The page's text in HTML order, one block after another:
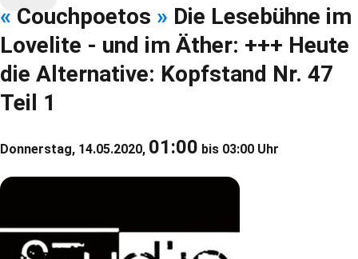
« Couchpoetos » Die Lesebühne im
Lovelite - und im Äther: +++ Heute
die Alternative: Kopfstand Nr. 47
Teil 1
Donnerstag, 14.05.2020, 01:00 bis 03:00 Uhr